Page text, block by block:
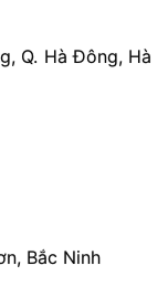
Q. Hà Đông, Hà
Bắc Ninh